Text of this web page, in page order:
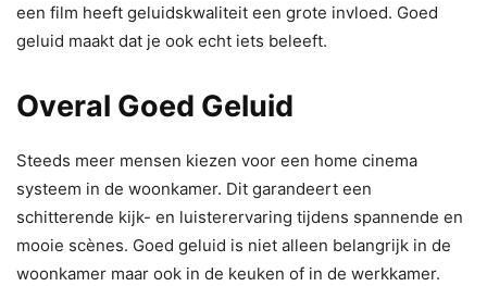
een film heeft geluidskwaliteit een grote invloed. Goed
geluid maakt dat je ook echt iets beleeft.
Overal Goed Geluid
Steeds meer mensen kiezen voor een home cinema
systeem in de woonkamer. Dit garandeert een
schitterende kijk- en luisterervaring tijdens spannende en
mooie scènes. Goed geluid is niet alleen belangrijk in de
woonkamer maar ook in de keuken of in de werkkamer.